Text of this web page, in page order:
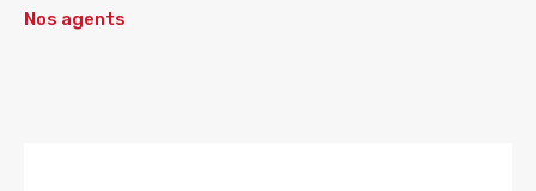
Nos agents